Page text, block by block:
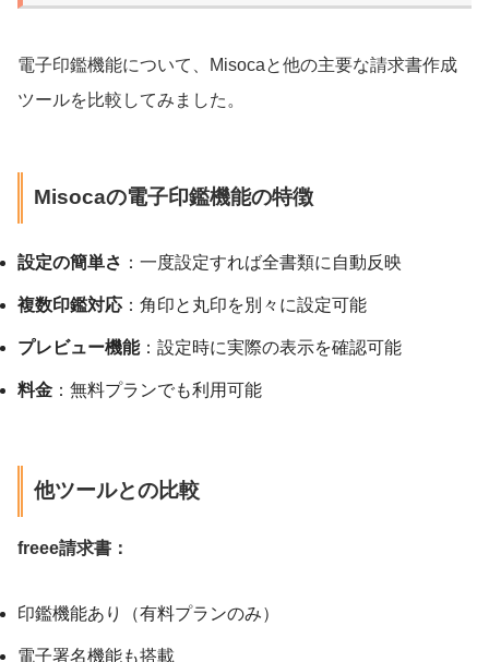
電子印鑑機能について、Misocaと他の主要な請求書作成
ツールを比較してみました。
Misocaの電子印鑑機能の特徴
設定の簡単さ ：一度設定すれば全書類に自動反映
複数印鑑対応 ：角印と丸印を別々に設定可能
プレビュー機能：設定時に実際の表示を確認可能
料金 ：無料プランでも利用可能
他ツールとの比較
freee請求書：
印鑑機能あり（有料プランのみ）
電子署名機能も搭載